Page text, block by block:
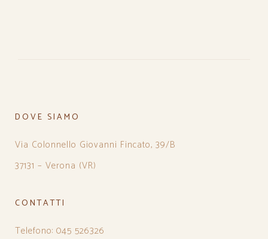
DOVE SIAMO
Via Colonnello Giovanni Fincato, 39/B
37131 – Verona (VR)
CONTATTI
Telefono: 045 526326